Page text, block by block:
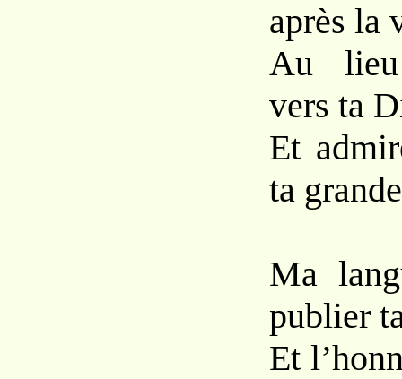
après la
Au
vers ta
Et
ta
Ma
publier
Et